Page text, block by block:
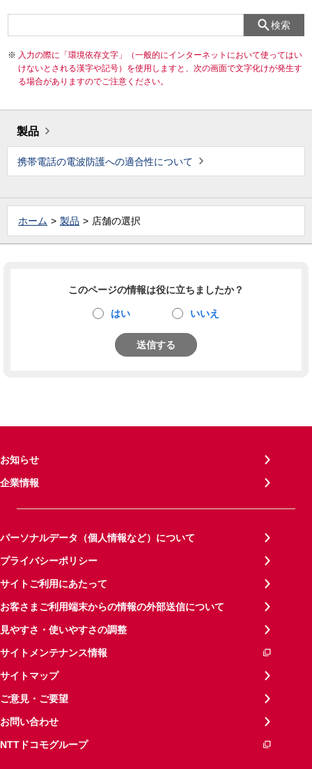
検索
入力の際に「環境依存文字」（一般的にインターネットにおいて使ってはい
けないとされる漢字や記号）を使用しますと、次の画面で文字化けが発生す
る場合がありますのでご注意ください。
製品
携帯電話の電波防護への適合性について
ホーム 製品 店舗の選択
このページの情報は役に立ちましたか？
はい いいえ
送信する
お知らせ
企業情報
パーソナルデータ（個人情報など）について
プライバシーポリシー
サイトご利用にあたって
お客さまご利用端末からの情報の外部送信について
見やすさ・使いやすさの調整
サイトメンテナンス情報
サイトマップ
ご意見・ご要望
お問い合わせ
NTTドコモグループ